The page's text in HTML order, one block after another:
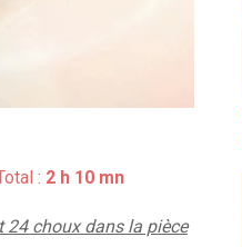
: 2 h 10 mn
choux dans la pièce